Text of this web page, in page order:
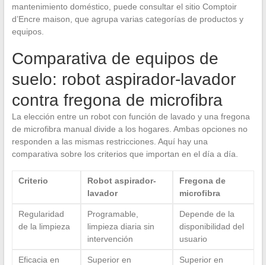
mantenimiento doméstico, puede consultar el sitio Comptoir
d’Encre maison, que agrupa varias categorías de productos y
equipos.
Comparativa de equipos de
suelo: robot aspirador-lavador
contra fregona de microfibra
La elección entre un robot con función de lavado y una fregona
de microfibra manual divide a los hogares. Ambas opciones no
responden a las mismas restricciones. Aquí hay una
comparativa sobre los criterios que importan en el día a día.
Criterio
Robot aspirador-
lavador
Fregona de
microfibra
Regularidad
de la limpieza
Programable,
limpieza diaria sin
intervención
Depende de la
disponibilidad del
usuario
Eficacia en
Superior en
Superior en